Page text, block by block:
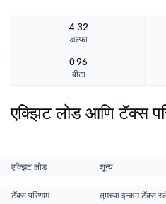
4.32
अल्फा
0.96
बीटा
एक्झिट लोड आणि टॅक्स
एक्झिट लोड शून्य
टॅक्स परिणाम तुमच्या इन्कम टॅक्स